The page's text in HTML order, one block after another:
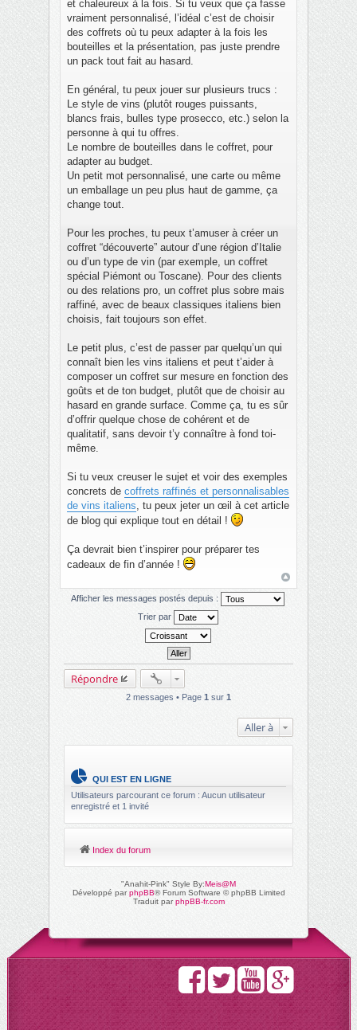
e
et chaleureux à la fois. Si tu veux que ça fasse
vraiment personnalisé, l’idéal c’est de choisir
des coffrets où tu peux adapter à la fois les
bouteilles et la présentation, pas juste prendre
un pack tout fait au hasard.
En général, tu peux jouer sur plusieurs trucs :
Le style de vins (plutôt rouges puissants,
blancs frais, bulles type prosecco, etc.) selon la
personne à qui tu offres.
Le nombre de bouteilles dans le coffret, pour
adapter au budget.
Un petit mot personnalisé, une carte ou même
un emballage un peu plus haut de gamme, ça
change tout.
Pour les proches, tu peux t’amuser à créer un
coffret “découverte” autour d’une région d’Italie
ou d’un type de vin (par exemple, un coffret
spécial Piémont ou Toscane). Pour des clients
ou des relations pro, un coffret plus sobre mais
raffiné, avec de beaux classiques italiens bien
choisis, fait toujours son effet.
Le petit plus, c’est de passer par quelqu’un qui
connaît bien les vins italiens et peut t’aider à
composer un coffret sur mesure en fonction des
goûts et de ton budget, plutôt que de choisir au
hasard en grande surface. Comme ça, tu es sûr
d’offrir quelque chose de cohérent et de
qualitatif, sans devoir t’y connaître à fond toi-
même.
Si tu veux creuser le sujet et voir des exemples
concrets de coffrets raffinés et personnalisables
de vins italiens, tu peux jeter un œil à cet article
de blog qui explique tout en détail !
Ça devrait bien t’inspirer pour préparer tes
cadeaux de fin d’année !
Afficher les messages postés depuis :
Trier par
Répondre
2 messages • Page 1 sur 1
Aller à
QUI EST EN LIGNE
Utilisateurs parcourant ce forum : Aucun utilisateur
enregistré et 1 invité
Index du forum
"Anahit-Pink" Style By:Meis@M
Développé parphpBB® Forum Software © phpBB Limited
Traduit parphpBB-fr.com